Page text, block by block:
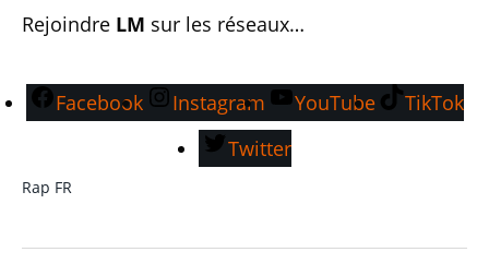
Rejoindre LM sur les réseaux…
Facebook Instagram YouTube
TikTok
Twitter
Rap FR